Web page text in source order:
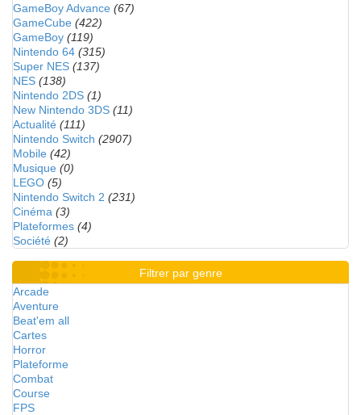
GameBoy Advance (67)
GameCube (422)
GameBoy (119)
Nintendo 64 (315)
Super NES (137)
NES (138)
Nintendo 2DS (1)
New Nintendo 3DS (11)
Actualité (111)
Nintendo Switch (2907)
Mobile (42)
Musique (0)
LEGO (5)
Nintendo Switch 2 (231)
Cinéma (3)
Plateformes (4)
Société (2)
Filtrer par genre
Arcade
Aventure
Beat'em all
Cartes
Horror
Plateforme
Combat
Course
FPS